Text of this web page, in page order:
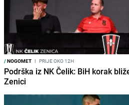
/NOGOMET I PRIJE OKO 12H
Podrška iz NK Čelik: BiH korak
Zenici